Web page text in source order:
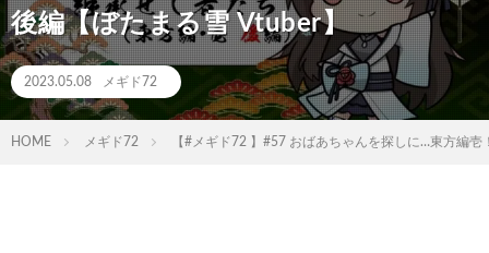
後編【ぼたまる雪 Vtuber】
2023.05.08 メギド72
HOME メギド72 【#メギド72 】#57 おばあちゃんを探しに…東方編